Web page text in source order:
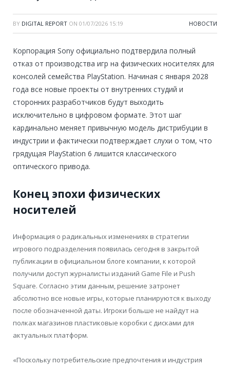
BY DIGITAL REPORT ON 01/07/2026 15:19 НОВОСТИ
Корпорация Sony официально подтвердила полный
отказ от производства игр на физических носителях для
консолей семейства PlayStation. Начиная с января 2028
года все новые проекты от внутренних студий и
сторонних разработчиков будут выходить
исключительно в цифровом формате. Этот шаг
кардинально меняет привычную модель дистрибуции в
индустрии и фактически подтверждает слухи о том, что
грядущая PlayStation 6 лишится классического
оптического привода.
Конец эпохи физических
носителей
Информация о радикальных изменениях в стратегии
игрового подразделения появилась сегодня в закрытой
публикации в официальном блоге компании, к которой
получили доступ журналисты изданий Game File и Push
Square. Согласно этим данным, решение затронет
абсолютно все новые игры, которые планируются к выходу
после обозначенной даты. Игроки больше не найдут на
полках магазинов пластиковые коробки с дисками для
актуальных платформ.
«Поскольку потребительские предпочтения и индустрия